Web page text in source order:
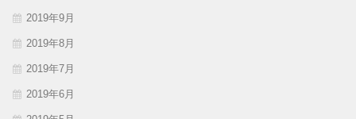
2019年9月
2019年8月
2019年7月
2019年6月